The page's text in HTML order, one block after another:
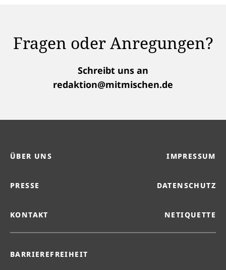
Fragen oder Anregungen?
Schreibt uns an
redaktion@mitmischen.de
ÜBER UNS IMPRESSUM
PRESSE DATENSCHUTZ
KONTAKT NETIQUETTE
BARRIEREFREIHEIT